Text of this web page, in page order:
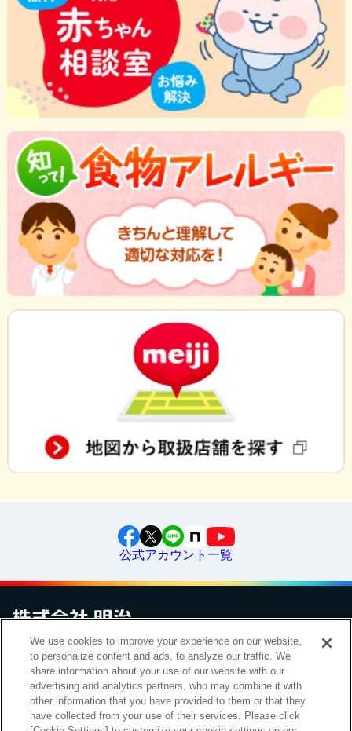
公式アカウント一覧
お問い合わせ サイトマップ個人情報保護について電子公告
アクセシビリティへの対応方針ご利用規約明治グループのDX
Cookie Settings
We use cookies to improve your experience on our website,
to personalize content and ads, to analyze our traffic. We
share information about your use of our website with our
advertising and analytics partners, who may combine it with
other information that you have provided to them or that they
have collected from your use of their services. Please click